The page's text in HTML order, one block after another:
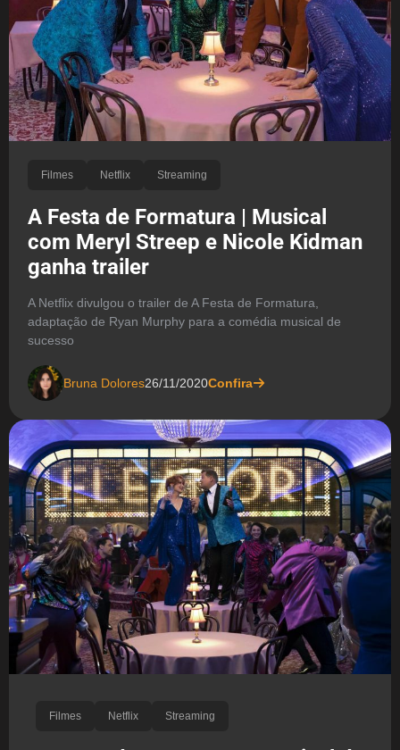
Filmes Netflix Streaming
A Festa de Formatura | Musical
com Meryl Streep e Nicole Kidman
ganha trailer
A Netflix divulgou o trailer de A Festa de Formatura,
adaptação de Ryan Murphy para a comédia musical de
sucesso
Bruna Dolores26/11/2020Confira
Filmes Netflix Streaming